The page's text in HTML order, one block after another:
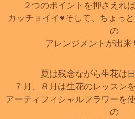
２つのポイントを押さえれ
カッチョイイ♥そして、ちょっ
の
アレンジメントが出来
夏は残念ながら生花は
７月、８月は生花のレッスン
アーティフィシャルフラワーを
の